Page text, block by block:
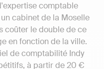
comptable
cabinet de la Moselle
coûter le double de ce
en fonction de la ville.
de comptabilité Indy
à partir de 20 €